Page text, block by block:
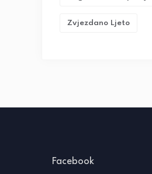
Zvjezdano Ljeto
Facebook